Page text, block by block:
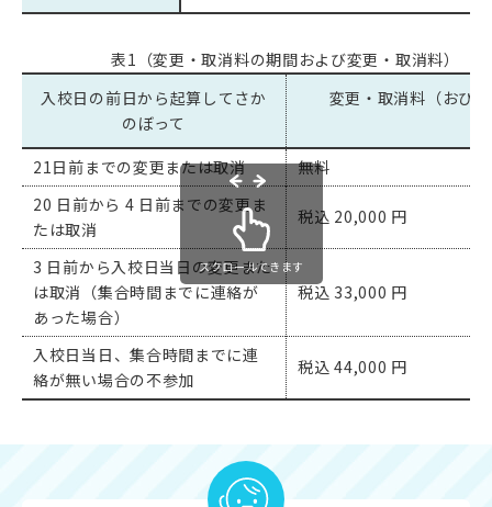
表1（変更・取消料の期間および変更・取消料）
入校日の前日から起算してさか
のぼって
変更・取消料（おひ
21日前までの変更または取消
無料
20 日前から 4 日前までの変更ま
たは取消
税込 20,000 円
3 日前から入校日当日の変更また
は取消（集合時間までに連絡が
あった場合）
税込 33,000 円
入校日当日、集合時間までに連
絡が無い場合の不参加
税込 44,000 円
スクロールできます